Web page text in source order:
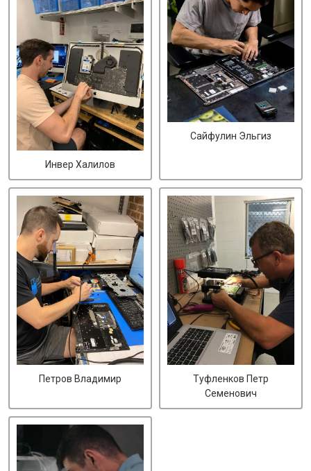
Инвер Халилов
Сайфулин Эльгиз
Петров Владимир
Туфленков Петр
Семенович